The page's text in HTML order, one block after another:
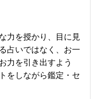
力を授かり、目に見
占いではなく、お一
力を引き出すよう
をしながら鑑定・セ